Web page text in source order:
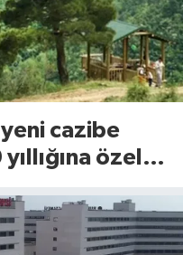
yeni cazibe
özel